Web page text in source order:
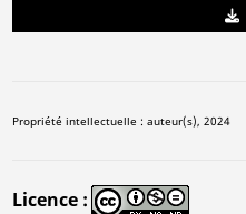
Propriété intellectuelle : auteur(s), 2024
Licence